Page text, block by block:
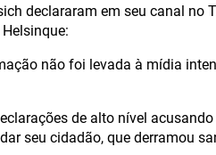
declararam em seu canal no
não foi levada à mídia
de alto nível
seu cidadão, que derramou